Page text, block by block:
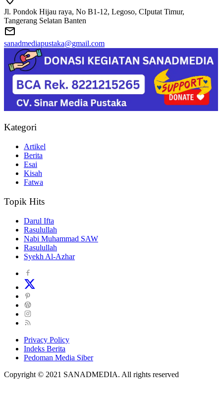
Jl. Pondok Hijau raya, No B1-12, Legoso, CIputat Timur,
Tangerang Selatan Banten
sanadmediapustaka@gmail.com
Kategori
Artikel
Berita
Esai
Kisah
Fatwa
Topik Hits
Darul Ifta
Rasulullah
Nabi Muhammad SAW
Rasulullah
Syekh Al-Azhar
Privacy Policy
Indeks Berita
Pedoman Media Siber
Copyright © 2021 SANADMEDIA. All rights reserved